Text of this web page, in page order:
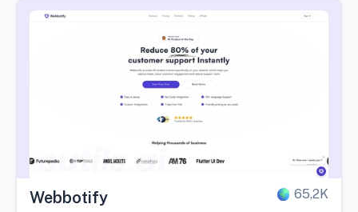
Webbotify 65,2K